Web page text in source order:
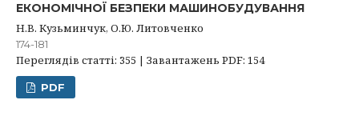
ЕКОНОМІЧНОЇ БЕЗПЕКИ МАШИНОБУДУВАННЯ
Н.В. Кузьминчук, О.Ю. Литовченко
174-181
Переглядів статті: 355 | Завантажень PDF: 154
PDF